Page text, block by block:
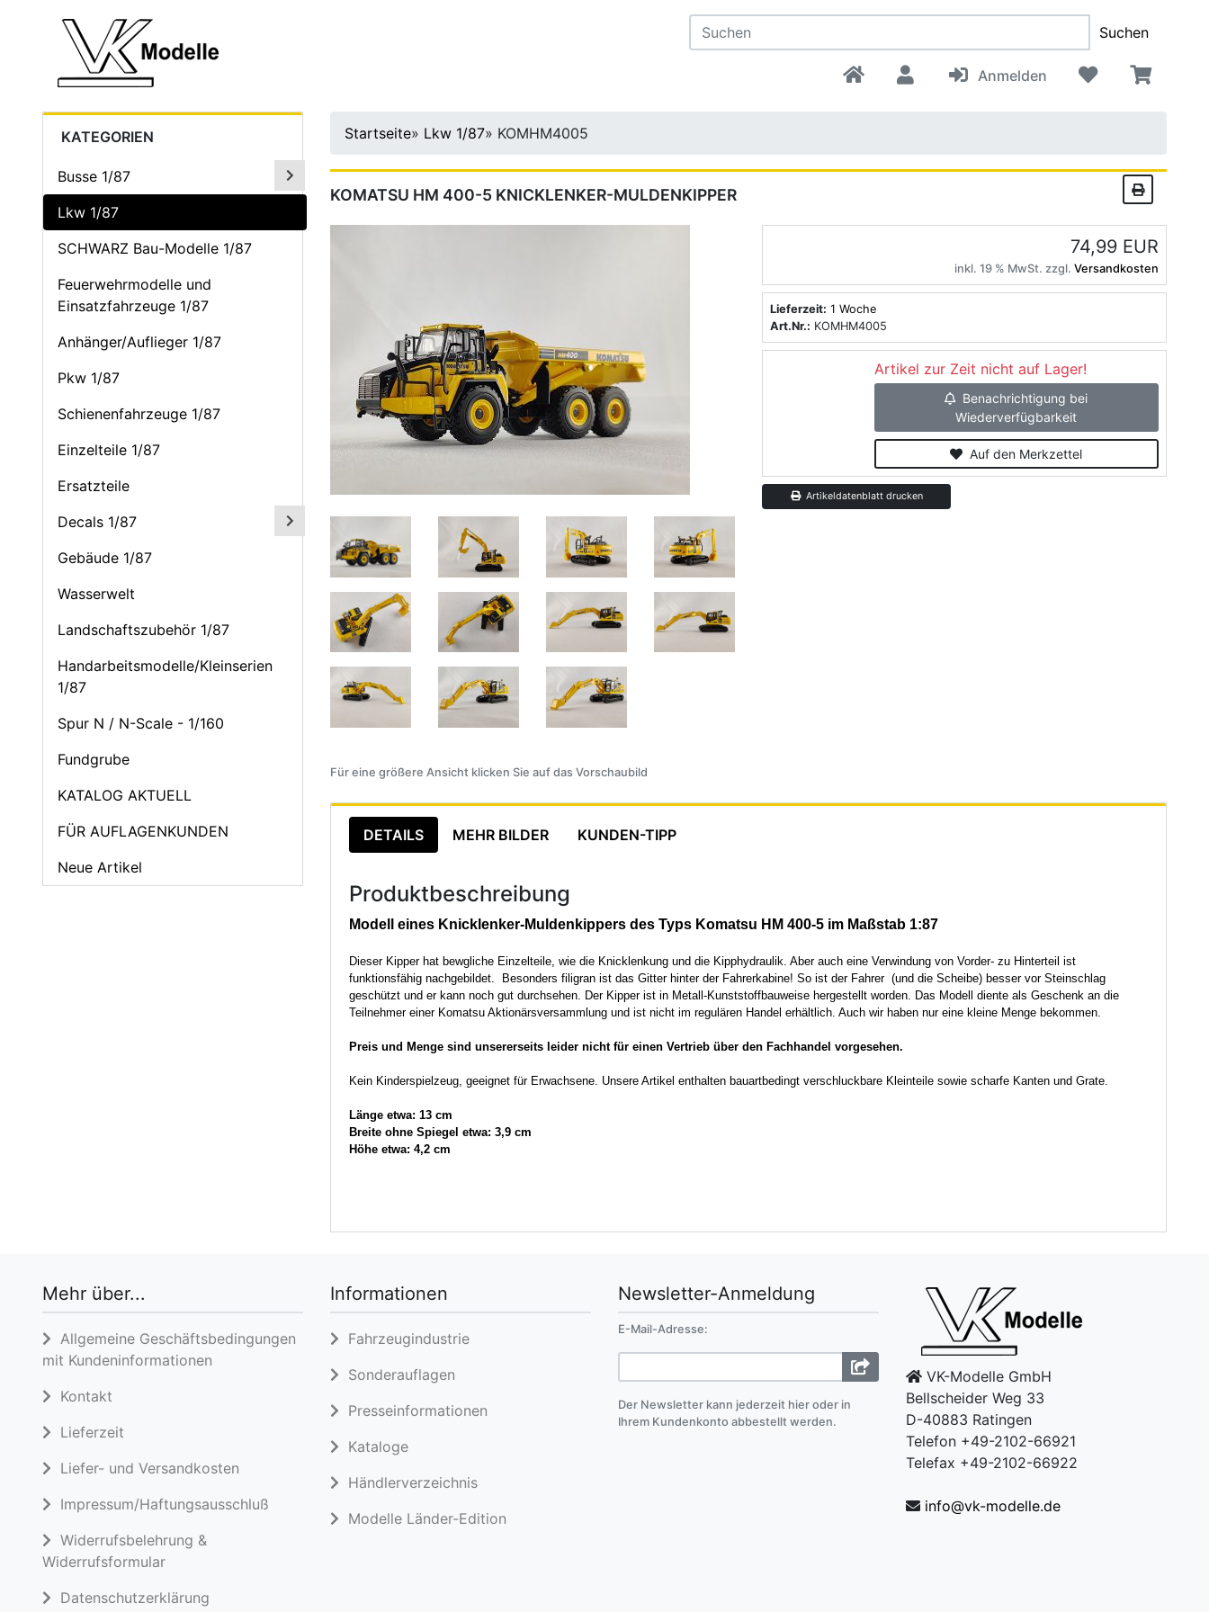
Suchen
Anmelden
KATEGORIEN
Busse 1/87
Lkw 1/87
SCHWARZ Bau-Modelle 1/87
Feuerwehrmodelle und
Einsatzfahrzeuge 1/87
Anhänger/Auflieger 1/87
Pkw 1/87
Schienenfahrzeuge 1/87
Einzelteile 1/87
Ersatzteile
Decals 1/87
Gebäude 1/87
Wasserwelt
Landschaftszubehör 1/87
Handarbeitsmodelle/Kleinserien
1/87
Spur N / N-Scale - 1/160
Fundgrube
KATALOG AKTUELL
FÜR AUFLAGENKUNDEN
Neue Artikel
Startseite» Lkw 1/87» KOMHM4005
KOMATSU HM 400-5 KNICKLENKER-MULDENKIPPER
Für eine größere Ansicht klicken Sie auf das Vorschaubild
74,99 EUR
inkl. 19 % MwSt. zzgl. Versandkosten
Lieferzeit: 1 Woche
Art.Nr.: KOMHM4005
Artikel zur Zeit nicht auf Lager!
Benachrichtigung bei
Wiederverfügbarkeit
Auf den Merkzettel
Artikeldatenblatt drucken
DETAILS MEHR BILDER KUNDEN-TIPP
Produktbeschreibung
Modell eines Knicklenker-Muldenkippers des Typs Komatsu HM 400-5 im Maßstab 1:87
Dieser Kipper hat bewgliche Einzelteile, wie die Knicklenkung und die Kipphydraulik. Aber auch eine Verwindung von Vorder- zu Hinterteil ist
funktionsfähig nachgebildet. Besonders filigran ist das Gitter hinter der Fahrerkabine! So ist der Fahrer (und die Scheibe) besser vor Steinschlag
geschützt und er kann noch gut durchsehen. Der Kipper ist in Metall-Kunststoffbauweise hergestellt worden. Das Modell diente als Geschenk an die
Teilnehmer einer Komatsu Aktionärsversammlung und ist nicht im regulären Handel erhältlich. Auch wir haben nur eine kleine Menge bekommen.
Preis und Menge sind unsererseits leider nicht für einen Vertrieb über den Fachhandel vorgesehen.
Kein Kinderspielzeug, geeignet für Erwachsene. Unsere Artikel enthalten bauartbedingt verschluckbare Kleinteile sowie scharfe Kanten und Grate.
Länge etwa: 13 cm
Breite ohne Spiegel etwa: 3,9 cm
Höhe etwa: 4,2 cm
Mehr über...
Allgemeine Geschäftsbedingungen
mit Kundeninformationen
Kontakt
Lieferzeit
Liefer- und Versandkosten
Impressum/Haftungsausschluß
Widerrufsbelehrung &
Widerrufsformular
Datenschutzerklärung
Informationen
Fahrzeugindustrie
Sonderauflagen
Presseinformationen
Kataloge
Händlerverzeichnis
Modelle Länder-Edition
Newsletter-Anmeldung
E-Mail-Adresse:
Der Newsletter kann jederzeit hier oder in
Ihrem Kundenkonto abbestellt werden.
VK-Modelle GmbH
Bellscheider Weg 33
D-40883 Ratingen
Telefon +49-2102-66921
Telefax +49-2102-66922
info@vk-modelle.de